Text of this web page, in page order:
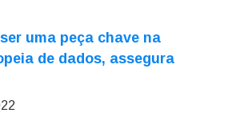
uma peça chave na
de dados, assegura